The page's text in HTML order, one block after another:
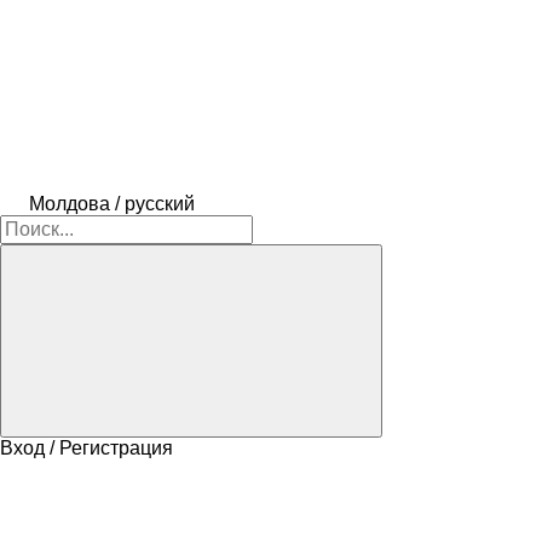
Молдова / русский
Вход / Регистрация